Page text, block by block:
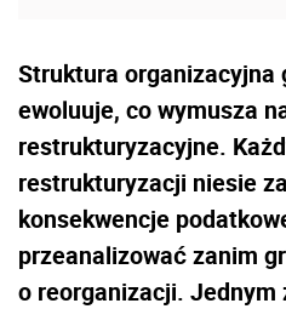
Struktura organizacyjna
ewoluuje, co wymusza
restrukturyzacyjne.
restrukturyzacji niesie
konsekwencje
przeanalizować zanim
o reorganizacji. Jednym